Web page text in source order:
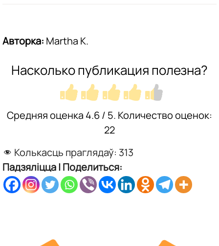
Авторка: Martha K.
Насколько публикация полезна?
Средняя оценка 4.6/ 5. Количество оценок:
22
Колькасць праглядаў: 313
Падзяліцца | Поделиться: